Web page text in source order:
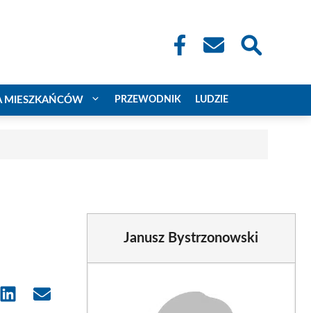
MIESZKAŃCÓW PRZEWODNIK LUDZIE
Share Share
Janusz Bystrzonowski